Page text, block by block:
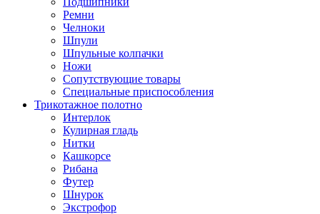
Ремни
Челноки
Шпули
Шпульные колпачки
Ножи
Сопутствующие товары
Специальные приспособления
Трикотажное полотно
Интерлок
Кулирная гладь
Нитки
Кашкорсе
Рибана
Футер
Шнурок
Экстрофор